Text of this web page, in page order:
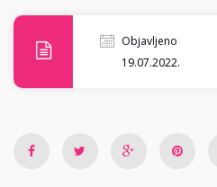
Objavljeno
19.07.2022.